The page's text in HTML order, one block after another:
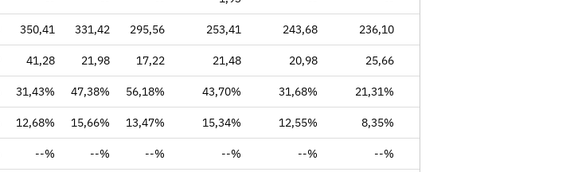
350,41 331,42 295,56 253,41 243,68 236,10
41,28 21,98 17,22 21,48 20,98 25,66
31,43% 47,38% 56,18% 43,70% 31,68% 21,31%
12,68% 15,66% 13,47% 15,34% 12,55% 8,35%
--% --% --% --% --% --%